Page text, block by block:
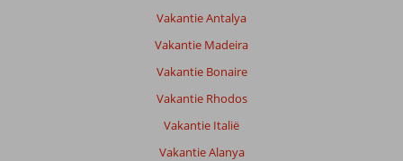
Vakantie Antalya
Vakantie Madeira
Vakantie Bonaire
Vakantie Rhodos
Vakantie Italië
Vakantie Alanya